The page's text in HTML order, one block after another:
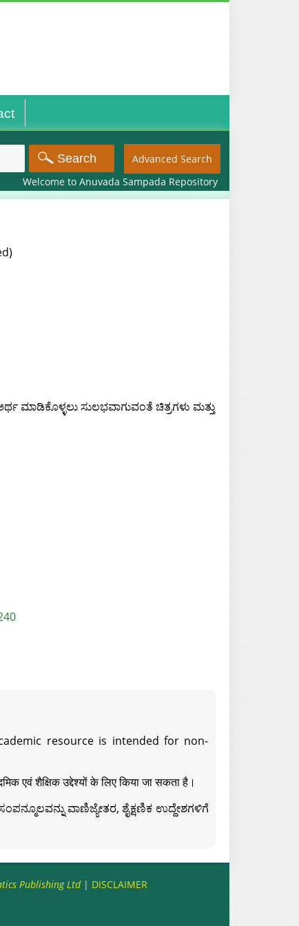
Advanced Search
Welcome to Anuvada Sampada Repository
ಮಾಡಿಕೊಳ್ಳಲು ಸುಲಭವಾಗುವಂತೆ ಚಿತ್ರಗಳು ಮತ್ತು
resource is intended for non-
एवं शैक्षिक उद्देश्यों के लिए किया जा सकता है।
ವಾಣಿಜ್ಯೇತರ, ಶೈಕ್ಷಣಿಕ ಉದ್ದೇಶಗಳಿಗೆ
Publishing Ltd| DISCLAIMER